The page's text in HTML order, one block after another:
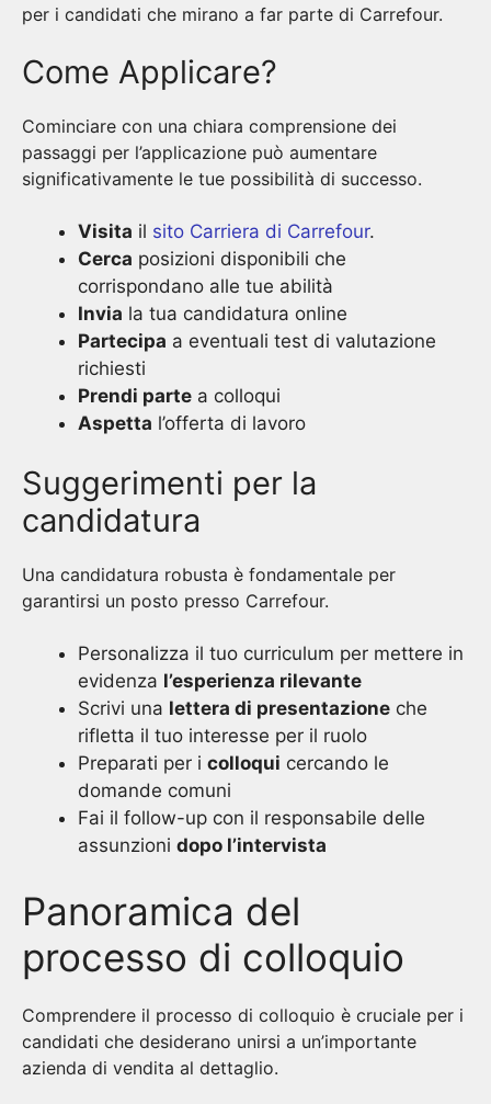
per i candidati che mirano a far parte di Carrefour.
Come Applicare?
Cominciare con una chiara comprensione dei
passaggi per l’applicazione può aumentare
significativamente le tue possibilità di successo.
Visita il sito Carriera di Carrefour.
Cerca posizioni disponibili che
corrispondano alle tue abilità
Invia la tua candidatura online
Partecipa a eventuali test di valutazione
richiesti
Prendi parte a colloqui
Aspetta l’offerta di lavoro
Suggerimenti per la
candidatura
Una candidatura robusta è fondamentale per
garantirsi un posto presso Carrefour.
Personalizza il tuo curriculum per mettere in
evidenza l’esperienza rilevante
Scrivi una lettera di presentazione che
rifletta il tuo interesse per il ruolo
Preparati per i colloqui cercando le
domande comuni
Fai il follow-up con il responsabile delle
assunzioni dopo l’intervista
Panoramica del
processo di colloquio
Comprendere il processo di colloquio è cruciale per i
candidati che desiderano unirsi a un’importante
azienda di vendita al dettaglio.